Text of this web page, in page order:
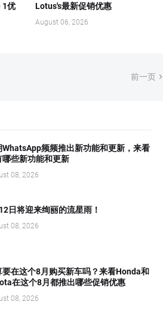
1优
Lotus's最新促销优惠
August 06, 2026
前一页
WhatsApp频频推出新功能和更新，来看
哪些新功能和更新
08, 2026
日将迎来绚丽的流星雨！
08, 2026
要在这个8月购买新车吗？来看Honda和
在这个8月都推出哪些促销优惠
08, 2026